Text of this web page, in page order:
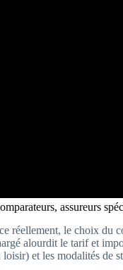
assureurs
réellement, le choix du
alourdit le tarif et
et les modalités de